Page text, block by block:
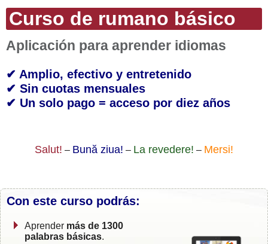
Curso de rumano básico
Aplicación para aprender idiomas
✔ Amplio, efectivo y entretenido
✔ Sin cuotas mensuales
✔ Un solo pago = acceso por diez años
Salut! – Bună ziua! – La revedere! – Mersi!
Con este curso podrás:
Aprender más de 1300
palabras básicas.